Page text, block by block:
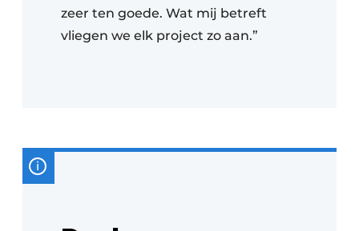
zeer ten goede. Wat mij betreft
vliegen we elk project zo aan.”